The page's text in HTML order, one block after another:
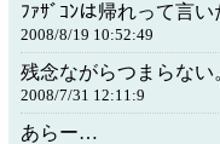
ﾌｧｻﾞｺﾝは帰れって言
2008/8/19 10:52:49
残念ながらつまらない
2008/7/31 12:11:9
あらー…